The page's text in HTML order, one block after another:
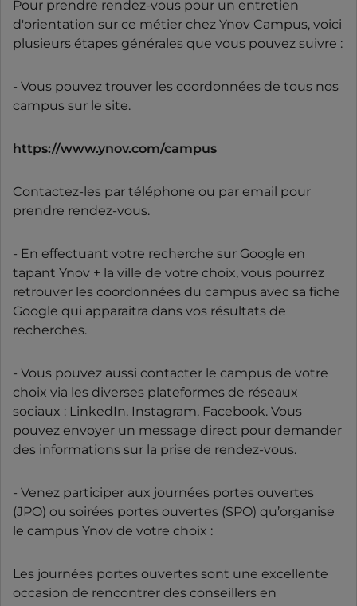
Pour prendre rendez-vous pour un entretien
d'orientation sur ce métier chez Ynov Campus, voici
plusieurs étapes générales que vous pouvez suivre :
- Vous pouvez trouver les coordonnées de tous nos
campus sur le site.
https://www.ynov.com/campus
Contactez-les par téléphone ou par email pour
prendre rendez-vous.
- En effectuant votre recherche sur Google en
tapant Ynov + la ville de votre choix, vous pourrez
retrouver les coordonnées du campus avec sa fiche
Google qui apparaitra dans vos résultats de
recherches.
- Vous pouvez aussi contacter le campus de votre
choix via les diverses plateformes de réseaux
sociaux : LinkedIn, Instagram, Facebook. Vous
pouvez envoyer un message direct pour demander
des informations sur la prise de rendez-vous.
- Venez participer aux journées portes ouvertes
(JPO) ou soirées portes ouvertes (SPO) qu’organise
le campus Ynov de votre choix :
Les journées portes ouvertes sont une excellente
occasion de rencontrer des conseillers en